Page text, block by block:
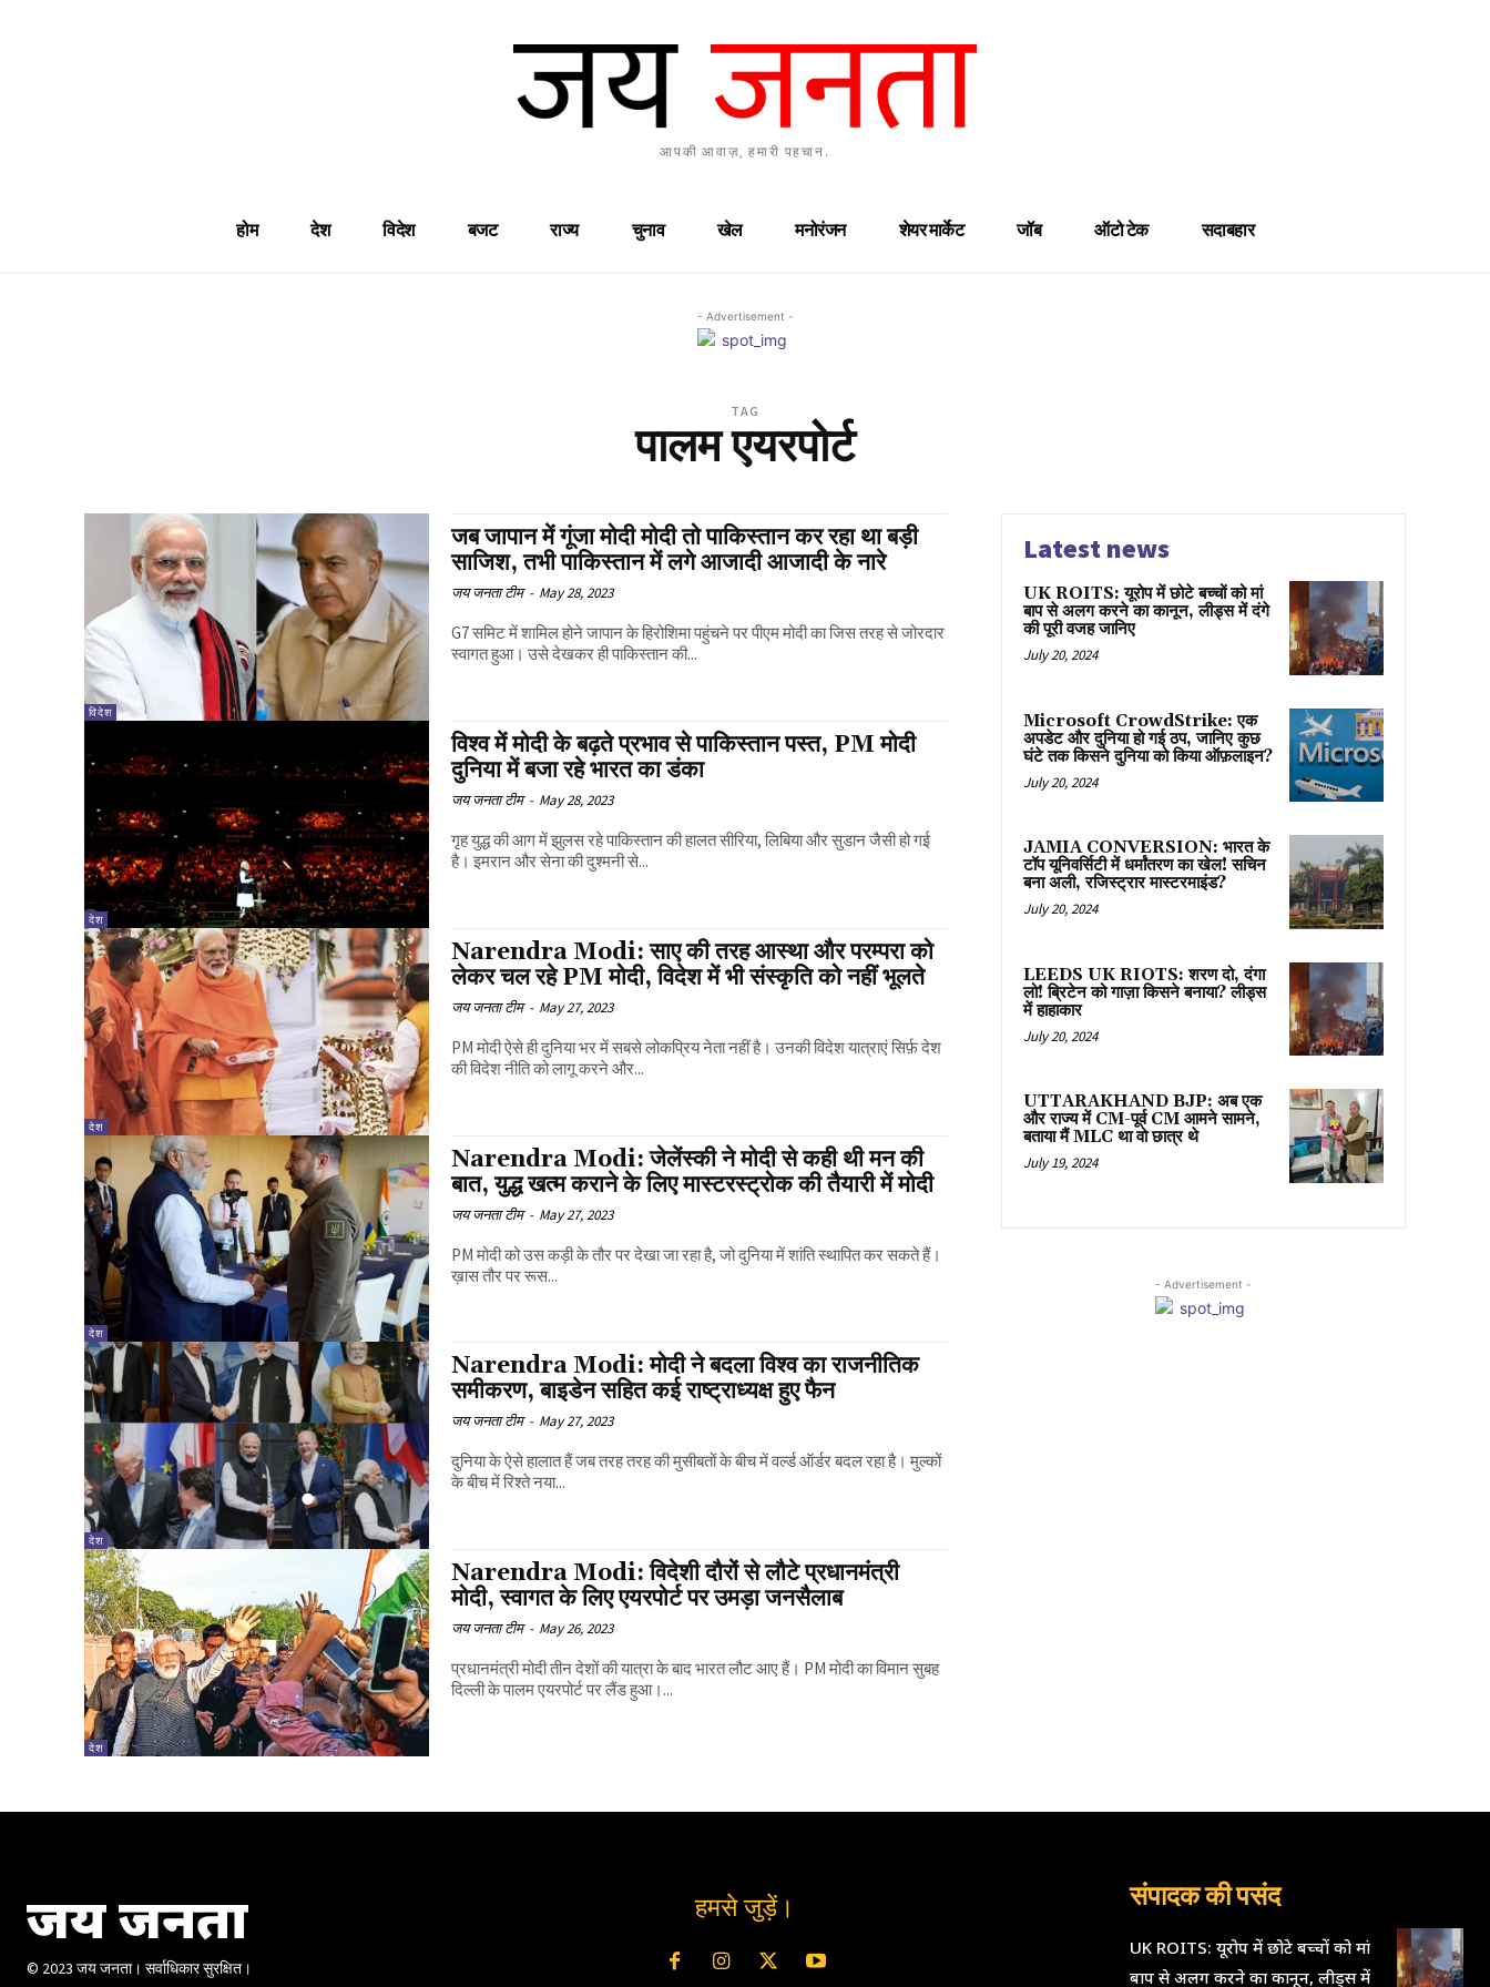
आपकी आवाज़, हमारी पहचान.
होम देश विदेश बजट राज्य चुनाव खेल मनोरंजन शेयर मार्केट जॉब ऑटो टेक सदाबहार
- Advertisement -
TAG
पालम एयरपोर्ट
विदेश
जब जापान में गूंजा मोदी मोदी तो पाकिस्तान कर रहा था बड़ी
साजिश, तभी पाकिस्तान में लगे आजादी आजादी के नारे
जय जनता टीम - May 28, 2023
G7 समिट में शामिल होने जापान के हिरोशिमा पहुंचने पर पीएम मोदी का जिस तरह से जोरदार
स्वागत हुआ। उसे देखकर ही पाकिस्तान की...
देश
विश्व में मोदी के बढ़ते प्रभाव से पाकिस्तान पस्त, PM मोदी
दुनिया में बजा रहे भारत का डंका
जय जनता टीम - May 28, 2023
गृह युद्ध की आग में झुलस रहे पाकिस्तान की हालत सीरिया, लिबिया और सुडान जैसी हो गई
है। इमरान और सेना की दुश्मनी से...
देश
Narendra Modi: साए की तरह आस्था और परम्परा को
लेकर चल रहे PM मोदी, विदेश में भी संस्कृति को नहीं भूलते
जय जनता टीम - May 27, 2023
PM मोदी ऐसे ही दुनिया भर में सबसे लोकप्रिय नेता नहीं है। उनकी विदेश यात्राएं सिर्फ़ देश
की विदेश नीति को लागू करने और...
देश
Narendra Modi: जेलेंस्की ने मोदी से कही थी मन की
बात, युद्ध खत्म कराने के लिए मास्टरस्ट्रोक की तैयारी में मोदी
जय जनता टीम - May 27, 2023
PM मोदी को उस कड़ी के तौर पर देखा जा रहा है, जो दुनिया में शांति स्थापित कर सकते हैं।
ख़ास तौर पर रूस...
देश
Narendra Modi: मोदी ने बदला विश्व का राजनीतिक
समीकरण, बाइडेन सहित कई राष्ट्राध्यक्ष हुए फैन
जय जनता टीम - May 27, 2023
दुनिया के ऐसे हालात हैं जब तरह तरह की मुसीबतों के बीच में वर्ल्ड ऑर्डर बदल रहा है। मुल्कों
के बीच में रिश्ते नया...
देश
Narendra Modi: विदेशी दौरों से लौटे प्रधानमंत्री
मोदी, स्वागत के लिए एयरपोर्ट पर उमड़ा जनसैलाब
जय जनता टीम - May 26, 2023
प्रधानमंत्री मोदी तीन देशों की यात्रा के बाद भारत लौट आए हैं। PM मोदी का विमान सुबह
दिल्ली के पालम एयरपोर्ट पर लैंड हुआ।...
Latest news
UK ROITS: यूरोप में छोटे बच्चों को मां
बाप से अलग करने का कानून, लीड्स में दंगे
की पूरी वजह जानिए
July 20, 2024
Microsoft CrowdStrike: एक
अपडेट और दुनिया हो गई ठप, जानिए कुछ
घंटे तक किसने दुनिया को किया ऑफ़लाइन?
July 20, 2024
JAMIA CONVERSION: भारत के
टॉप यूनिवर्सिटी में धर्मांतरण का खेल! सचिन
बना अली, रजिस्ट्रार मास्टरमाइंड?
July 20, 2024
LEEDS UK RIOTS: शरण दो, दंगा
लो! ब्रिटेन को गाज़ा किसने बनाया? लीड्स
में हाहाकार
July 20, 2024
UTTARAKHAND BJP: अब एक
और राज्य में CM-पूर्व CM आमने सामने,
बताया मैं MLC था वो छात्र थे
July 19, 2024
- Advertisement -
जय जनता
© 2023 जय जनता। सर्वाधिकार सुरक्षित।
हमसे जुड़ें। संपादक की पसंद
UK ROITS: यूरोप में छोटे बच्चों को मां
बाप से अलग करने का कानून, लीड्स में